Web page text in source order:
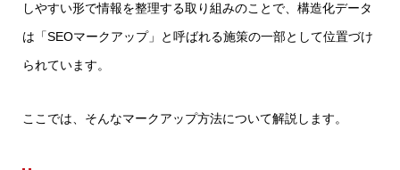
しやすい形で情報を整理する取り組みのことで、構造化データ
は「SEOマークアップ」と呼ばれる施策の一部として位置づけ
られています。
ここでは、そんなマークアップ方法について解説します。